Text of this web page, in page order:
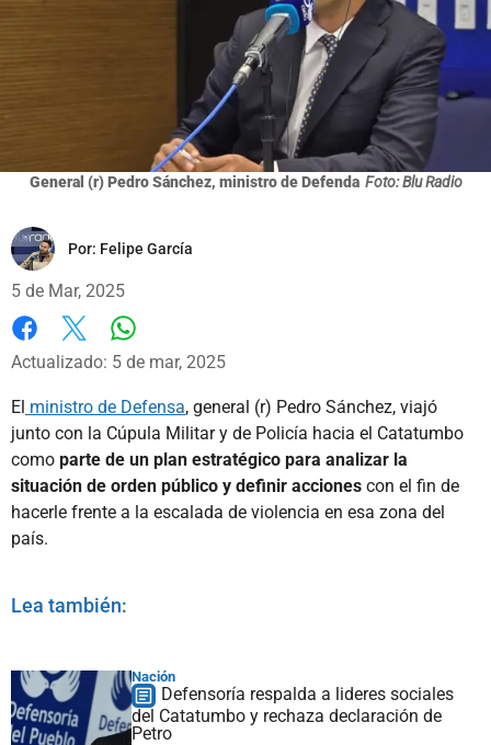
General (r) Pedro Sánchez, ministro de Defenda Foto: Blu Radio
Por: Felipe García
5 de Mar, 2025
Facebook
X
Actualizado: 5 de mar, 2025
El ministro de Defensa, general (r) Pedro Sánchez, viajó
junto con la Cúpula Militar y de Policía hacia el Catatumbo
como parte de un plan estratégico para analizar la
situación de orden público y definir acciones con el fin de
hacerle frente a la escalada de violencia en esa zona del
país.
Lea también:
Nación
Defensoría respalda a lideres sociales
del Catatumbo y rechaza declaración de
Petro